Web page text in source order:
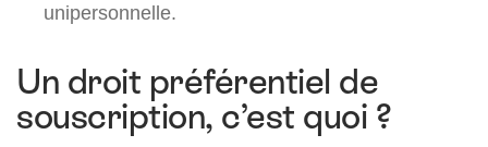
unipersonnelle.
Un droit préférentiel de
souscription, c’est quoi ?